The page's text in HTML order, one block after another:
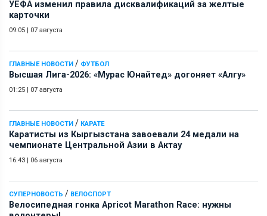
УЕФА изменил правила дисквалификаций за желтые
карточки
09:05 07 августа
ГЛАВНЫЕ НОВОСТИ / ФУТБОЛ
Высшая Лига-2026: «Мурас Юнайтед» догоняет «Алгу»
01:25 07 августа
ГЛАВНЫЕ НОВОСТИ / КАРАТЕ
Каратисты из Кыргызстана завоевали 24 медали на
чемпионате Центральной Азии в Актау
16:43 06 августа
СУПЕРНОВОСТЬ / ВЕЛОСПОРТ
Велосипедная гонка Apricot Marathon Race: нужны